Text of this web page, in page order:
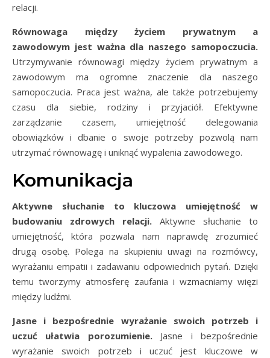
relacji.
Równowaga między życiem prywatnym a
zawodowym jest ważna dla naszego samopoczucia.
Utrzymywanie równowagi między życiem prywatnym a
zawodowym ma ogromne znaczenie dla naszego
samopoczucia. Praca jest ważna, ale także potrzebujemy
czasu dla siebie, rodziny i przyjaciół. Efektywne
zarządzanie czasem, umiejętność delegowania
obowiązków i dbanie o swoje potrzeby pozwolą nam
utrzymać równowagę i uniknąć wypalenia zawodowego.
Komunikacja
Aktywne słuchanie to kluczowa umiejętność w
budowaniu zdrowych relacji. Aktywne słuchanie to
umiejętność, która pozwala nam naprawdę zrozumieć
drugą osobę. Polega na skupieniu uwagi na rozmówcy,
wyrażaniu empatii i zadawaniu odpowiednich pytań. Dzięki
temu tworzymy atmosferę zaufania i wzmacniamy więzi
między ludźmi.
Jasne i bezpośrednie wyrażanie swoich potrzeb i
uczuć ułatwia porozumienie.Jasne i bezpośrednie
wyrażanie swoich potrzeb i uczuć jest kluczowe w